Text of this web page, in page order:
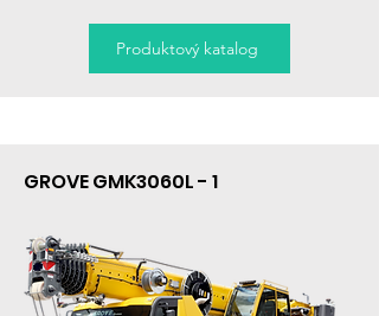
Produktový katalog
GROVE GMK3060L - 1